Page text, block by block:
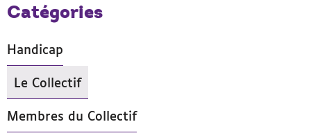
Catégories
Handicap
Le Collectif
- Actif
Membres du Collectif